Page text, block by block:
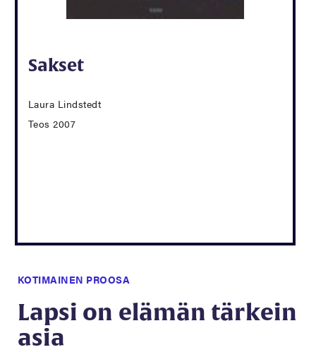
Sakset
Laura Lindstedt
Teos 2007
KOTIMAINEN PROOSA
Lapsi on elämän tärkein
asia